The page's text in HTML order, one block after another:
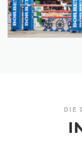
DIE